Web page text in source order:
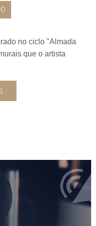
no ciclo "Almada
que o artista